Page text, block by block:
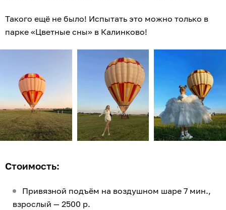
Такого ещё не было! Испытать это можно только в
парке «Цветные сны» в Калинково!
Стоимость:
Привязной подъём на воздушном шаре 7 мин.,
взрослый — 2500 р.